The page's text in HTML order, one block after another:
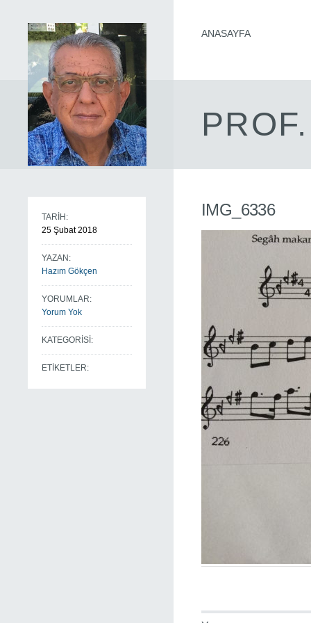
ANASAYFA
TARİH:
25 Şubat 2018
YAZAN:
Hazım Gökçen
YORUMLAR:
Yorum Yok
KATEGORİSİ:
ETİKETLER:
IMG_6336